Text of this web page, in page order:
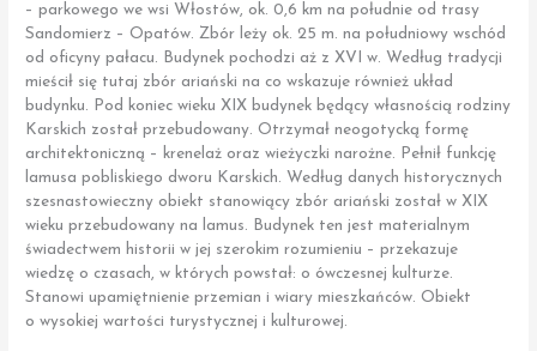
– parkowego we wsi Włostów, ok. 0,6 km na południe od trasy
Sandomierz – Opatów. Zbór leży ok. 25 m. na południowy wschód
od oficyny pałacu. Budynek pochodzi aż z XVI w. Według tradycji
mieścił się tutaj zbór ariański na co wskazuje również układ
budynku. Pod koniec wieku XIX budynek będący własnością rodziny
Karskich został przebudowany. Otrzymał neogotycką formę
architektoniczną – krenelaż oraz wieżyczki narożne. Pełnił funkcję
lamusa pobliskiego dworu Karskich. Według danych historycznych
szesnastowieczny obiekt stanowiący zbór ariański został w XIX
wieku przebudowany na lamus. Budynek ten jest materialnym
świadectwem historii w jej szerokim rozumieniu – przekazuje
wiedzę o czasach, w których powstał: o ówczesnej kulturze.
Stanowi upamiętnienie przemian i wiary mieszkańców. Obiekt
o wysokiej wartości turystycznej i kulturowej.